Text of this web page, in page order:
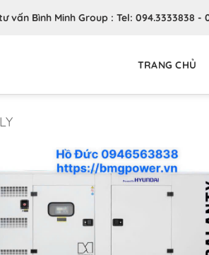
vấn Bình Minh Group : Tel: 094.3333838 -
TRANG CHỦ